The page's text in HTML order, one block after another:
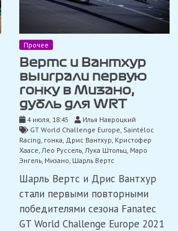
Прочее
Вертс и Вантхур
выиграли первую
гонку в Мизано,
дубль для WRT
4 июля, 18:45
Илья Навроцкий
GT World Challenge Europe Saintéloc
Racing гонка Дрис Вантхур Кристофер
Хаасе Лео Руссель, Лука Штольц Маро
Энгель, Мизано Шарль Вертс
Шарль Вертс и Дрис Вантхур
стали первыми повторными
победителями сезона Fanatec
GT World Challenge Europe 2021